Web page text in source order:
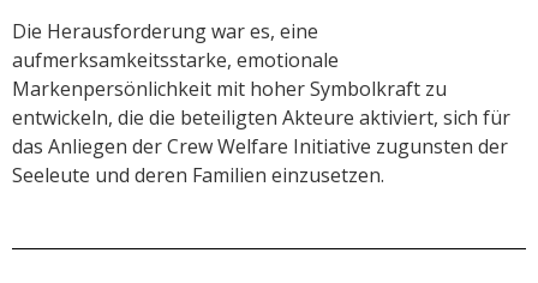
Die Herausforderung war es, eine
aufmerksamkeitsstarke, emotionale
Markenpersönlichkeit mit hoher Symbolkraft zu
entwickeln, die die beteiligten Akteure aktiviert, sich für
das Anliegen der Crew Welfare Initiative zugunsten der
Seeleute und deren Familien einzusetzen.